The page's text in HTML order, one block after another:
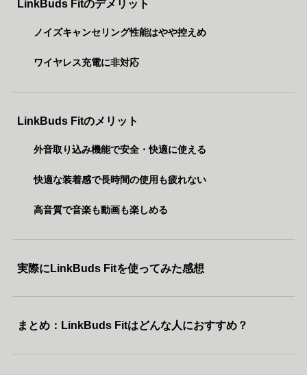
LinkBuds Fitのデメリット
ノイズキャンセリング性能はやや控えめ
ワイヤレス充電に非対応
LinkBuds Fitのメリット
外音取り込み機能で安全・快適に使える
快適な装着感で長時間の使用も疲れない
高音質で音楽も動画も楽しめる
実際にLinkBuds Fitを使ってみた感想
まとめ：LinkBuds Fitはどんな人におすすめ？